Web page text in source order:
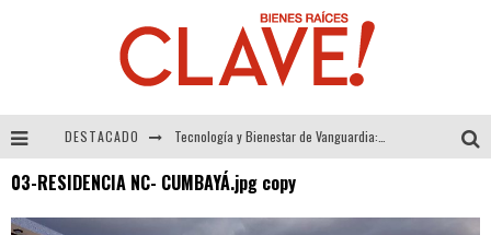
DESTACADO
Alexandra Bedoya – La Constancia detrás de La Paletería
03-RESIDENCIA NC- CUMBAYÁ.jpg copy